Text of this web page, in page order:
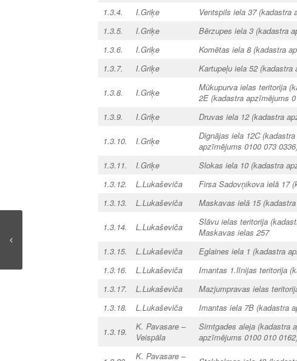
1.3.4.
I.Griķe
Ventspils iela 37 (kadastra
1.3.5.
I.Griķe
Bērzupes iela 3 (kadastra
1.3.6.
I.Griķe
Komētas iela 8 (kadastra
1.3.7.
I.Griķe Kartupeļu iela 52 (kadastra
1.3.8. I.Griķe
Mūkupurva ielas teritorija
2E (kadastra apzīmējums
1.3.9.
I.Griķe Druvas iela 12 (kadastra
1.3.10. I.Griķe
Dignājas iela 12C
apzīmējums 0100 073
1.3.11.
I.Griķe
Slokas iela 10 (kadastra
1.3.12.
L.Lukaševiča
Firsa Sadovņikova ielā 17
1.3.13.
L.Lukaševiča Maskavas ielā 15
1.3.14. L.Lukaševiča
Slāvu ielas teritorija
Maskavas ielas 257
1.3.15.
L.Lukaševiča
Eglaines iela 1 (kadastra
1.3.16.
L.Lukaševiča
Imantas 1.līnijas teritorija
1.3.17.
L.Lukaševiča
Mazjumpravas ielas
1.3.18.
L.Lukaševiča Imantas iela 7B (kadastra
1.3.19.
K. Pavasare –
Veispāla
Simtgades aleja (kadastra
apzīmējums 0100 010
K. Pavasare –